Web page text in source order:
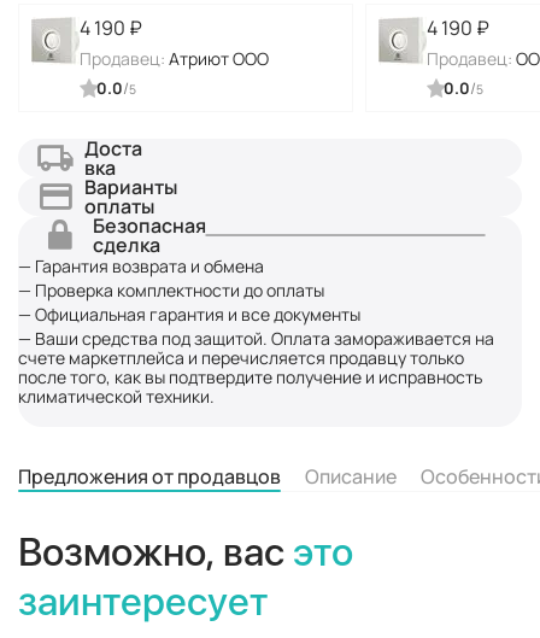
4 190 ₽
Продавец: Атриют ООО
0.0/5
4 190 ₽
Продавец:
0.0/5
Доста
вка
Варианты
оплаты
Безопасная
сделка
— Гарантия возврата и обмена
— Проверка комплектности до оплаты
— Официальная гарантия и все документы
— Ваши средства под защитой. Оплата замораживается на
счете маркетплейса и перечисляется продавцу только
после того, как вы подтвердите получение и исправность
климатической техники.
Предложения от продавцов Описание
Возможно, вас это
заинтересует